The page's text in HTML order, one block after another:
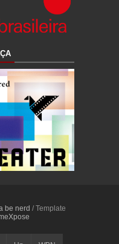
be nerd / Template